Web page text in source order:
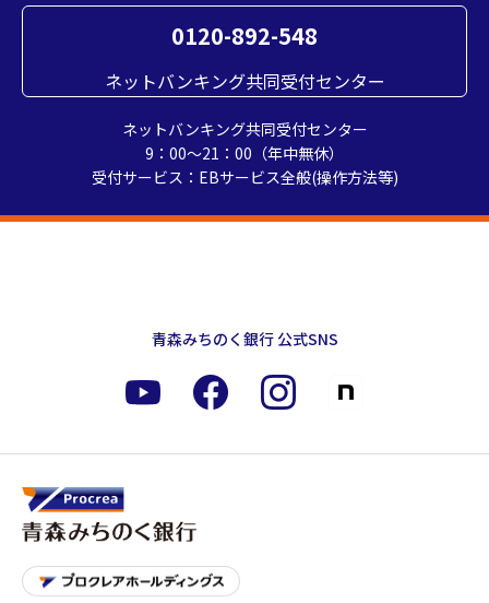
0120-892-548
ネットバンキング共同受付センター
ネットバンキング共同受付センター
9：00～21：00（年中無休）
受付サービス：EBサービス全般(操作方法等)
青森みちのく銀行 公式SNS